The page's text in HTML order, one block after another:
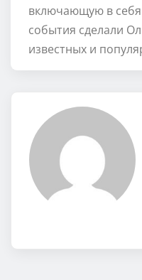
включающую в себя
события сделали
известных и